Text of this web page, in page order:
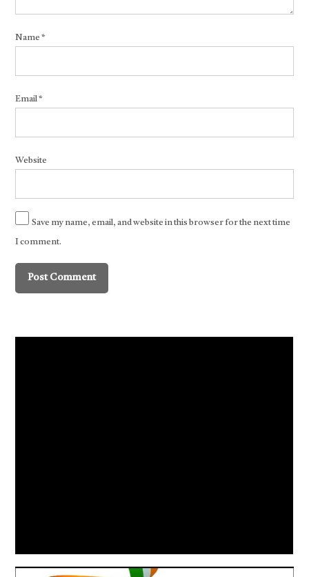
Name*
Email*
Website
Save my name, email, and website in this browser for the next time
I comment.